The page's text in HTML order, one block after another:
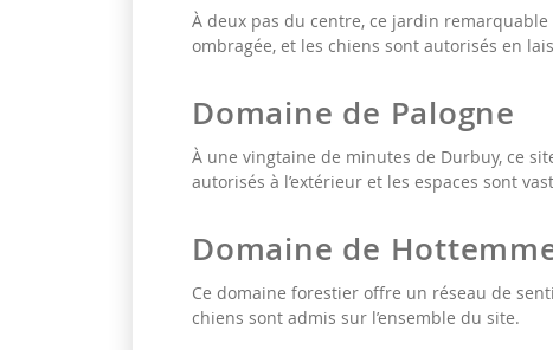
À deux pas du centre, ce jardin
ombragée, et les chiens sont autorisés en
Domaine de Palogne
À une vingtaine de minutes de Durbuy, ce
autorisés à l’extérieur et les espaces sont
Domaine de
Ce domaine forestier offre un réseau de
chiens sont admis sur l’ensemble du site.